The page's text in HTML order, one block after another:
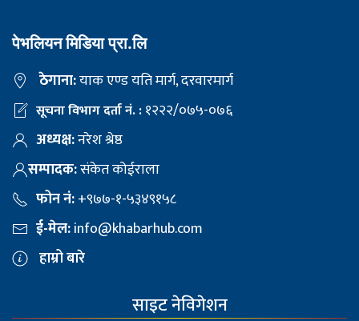
पेभलियन मिडिया प्रा.लि
ठेगाना:याक एण्ड यति मार्ग, दरवारमार्ग
सूचना विभाग दर्ता नं. :१२२२/०७५-०७६
अध्यक्ष:नरेश श्रेष्ठ
सम्पादक:संकेत कोईराला
फोन नं:+९७७-१-५३४९१५८
ई-मेल:info@khabarhub.com
हाम्रो बारे
साइट नेविगेशन